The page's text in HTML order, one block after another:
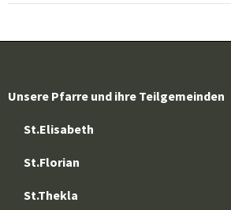
Unsere Pfarre und ihre Teilgemeinden
St.Elisabeth
St.Florian
St.Thekla